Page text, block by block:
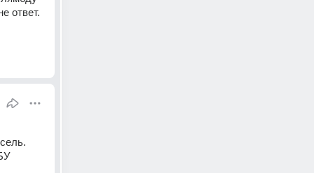
ответ.